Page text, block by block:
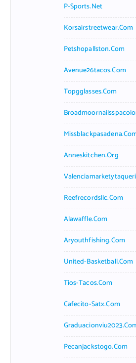
P-Sports.net
Korsairstreetwear.com
Petshopallston.com
Avenue26tacos.com
Topgglasses.com
Anneskitchen.org
Reefrecordsllc.com
Alawaffle.com
Aryouthfishing.com
United-Basketball.com
Tios-Tacos.com
Cafecito-Satx.com
Pecanjackstogo.com